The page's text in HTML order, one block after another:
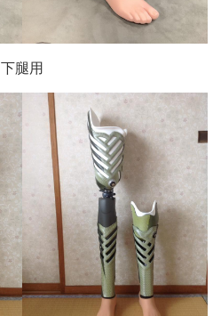
下腿用